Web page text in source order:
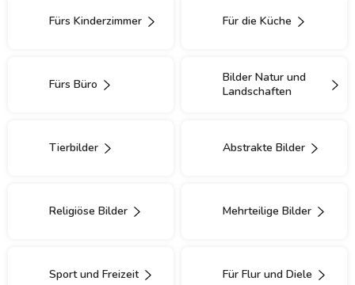
Fürs Kinderzimmer Für die Küche
Fürs Büro
Bilder Natur und
Landschaften
Tierbilder Abstrakte Bilder
Religiöse Bilder Mehrteilige Bilder
Sport und Freizeit Für Flur und Diele